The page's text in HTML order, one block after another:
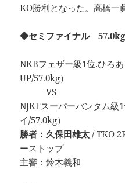
KO勝利となった。高橋一
◆セミファイナル 57.0kg
NKBフェザー級1位.ひろ
UP/57.0kg）
VS
NJKFスーパーバンタム級
イ/57.0kg）
勝者：久保田雄太 / TKO
ーストップ
主審：鈴木義和